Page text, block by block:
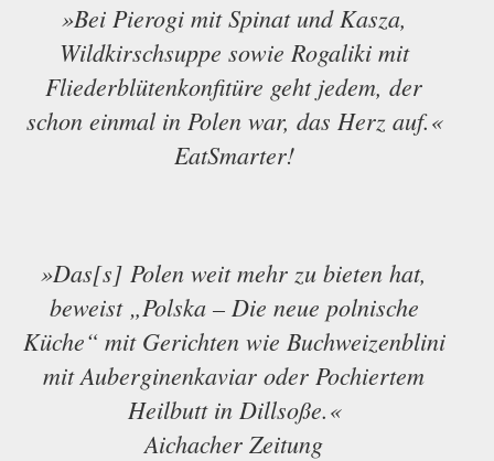
»Bei Pierogi mit Spinat und Kasza,
Wildkirschsuppe sowie Rogaliki mit
Fliederblütenkonfitüre geht jedem, der
schon einmal in Polen war, das Herz auf.«
EatSmarter!
»Das[s] Polen weit mehr zu bieten hat,
beweist „Polska – Die neue polnische
Küche“ mit Gerichten wie Buchweizenblini
mit Auberginenkaviar oder Pochiertem
Heilbutt in Dillsoße.«
Aichacher Zeitung